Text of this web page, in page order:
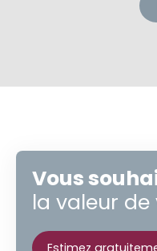
Vous
la valeur de
Estimez